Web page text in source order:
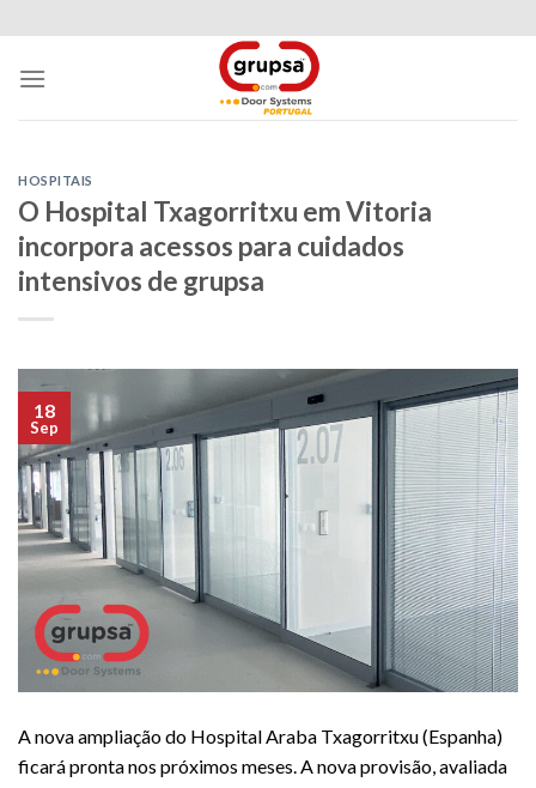
to
content
HOSPITAIS
O Hospital Txagorritxu em Vitoria
incorpora acessos para cuidados
intensivos de grupsa
18
Sep
A nova ampliação do Hospital Araba Txagorritxu (Espanha)
ficará pronta nos próximos meses. A nova provisão, avaliada